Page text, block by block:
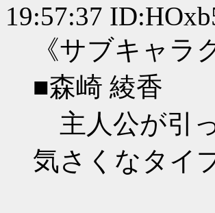
19:57:37
《サブキャラ
■森崎 綾香
主人公が引
気さくなタイ